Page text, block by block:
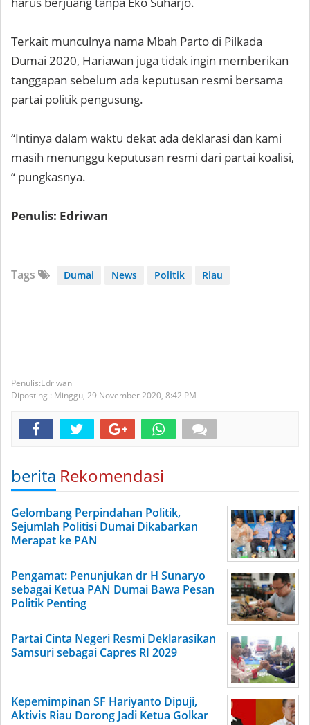
Terkait munculnya nama Mbah Parto di Pilkada
Dumai 2020, Hariawan juga tidak ingin memberikan
tanggapan sebelum ada keputusan resmi bersama
partai politik pengusung.
“Intinya dalam waktu dekat ada deklarasi dan kami
masih menunggu keputusan resmi dari partai koalisi,
“ pungkasnya.
Penulis: Edriwan
Tags Dumai News Politik Riau
Edriwan
Diposting : Minggu, 29 November 2020, 8:42 PM
berita Rekomendasi
Gelombang Perpindahan Politik,
Sejumlah Politisi Dumai Dikabarkan
Merapat ke PAN
Pengamat: Penunjukan dr H Sunaryo
sebagai Ketua PAN Dumai Bawa Pesan
Politik Penting
Partai Cinta Negeri Resmi Deklarasikan
Samsuri sebagai Capres RI 2029
Kepemimpinan SF Hariyanto Dipuji,
Aktivis Riau Dorong Jadi Ketua Golkar